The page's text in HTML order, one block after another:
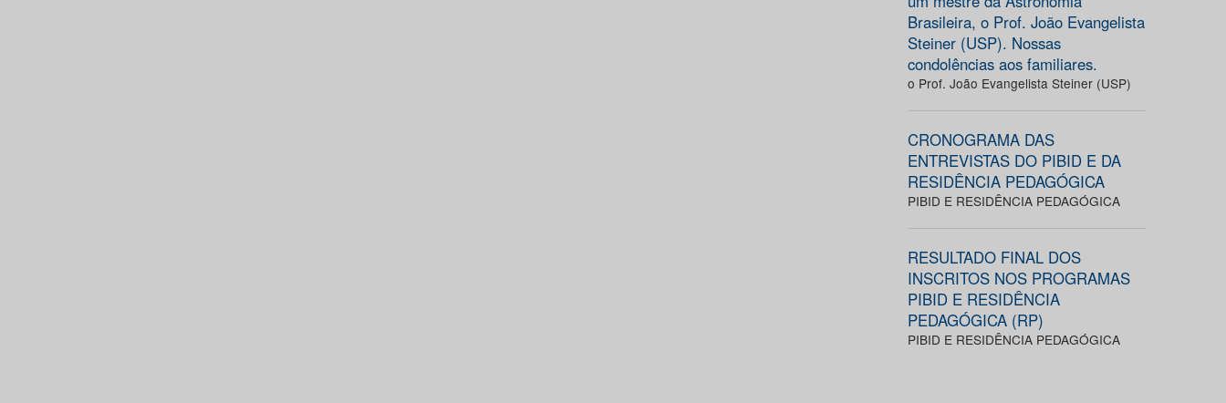
Brasileira, o Prof. João Evangelista
Steiner (USP). Nossas
condolências aos familiares.
o Prof. João Evangelista Steiner (USP)
CRONOGRAMA DAS
ENTREVISTAS DO PIBID E DA
RESIDÊNCIA PEDAGÓGICA
PIBID E RESIDÊNCIA PEDAGÓGICA
RESULTADO FINAL DOS
INSCRITOS NOS PROGRAMAS
PIBID E RESIDÊNCIA
PEDAGÓGICA (RP)
PIBID E RESIDÊNCIA PEDAGÓGICA